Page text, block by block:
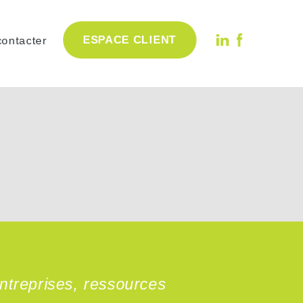
ESPACE CLIENT
ressources